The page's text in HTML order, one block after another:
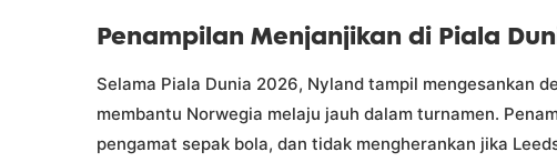
Penampilan Menjanjikan di Piala
Selama Piala Dunia 2026, Nyland tampil mengesankan
membantu Norwegia melaju jauh dalam turnamen.
pengamat sepak bola, dan tidak mengherankan jika